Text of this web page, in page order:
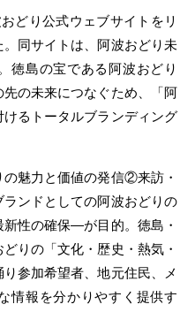
どり公式ウェブサイトをリ
同サイトは、阿波おどり未
徳島の宝である阿波おどり
の未来につなぐため、「阿
るトータルブランディング
魅力と価値の発信②来訪・
ンドとしての阿波おどりの
性の確保―が目的。徳島・
りの「文化・歴史・熱気・
参加希望者、地元住民、メ
情報を分かりやすく提供す